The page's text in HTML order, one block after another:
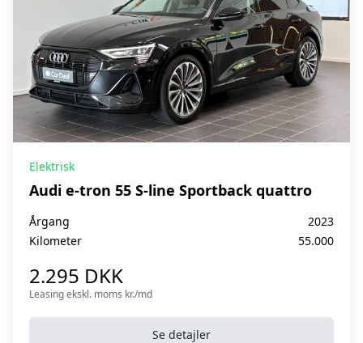
Elektrisk
Audi e-tron 55 S-line Sportback quattro
Årgang
2023
Kilometer
55.000
2.295 DKK
Leasing ekskl. moms kr./md
Se detajler